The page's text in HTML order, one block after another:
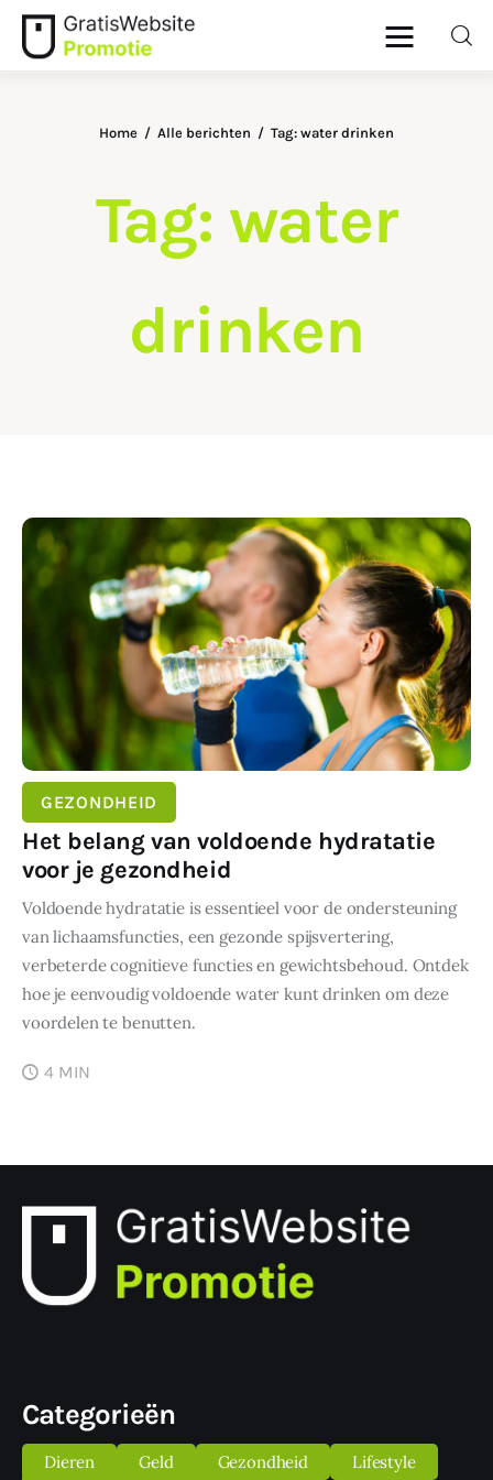
Tag: water
drinken
Home Alle berichten Tag: water drinken
Dieren
Gezondheid
GEZONDHEID
Het belang van voldoende hydratatie
voor je gezondheid
Voldoende hydratatie is essentieel voor de ondersteuning
van lichaamsfuncties, een gezonde spijsvertering,
verbeterde cognitieve functies en gewichtsbehoud. Ontdek
hoe je eenvoudig voldoende water kunt drinken om deze
voordelen te benutten.
SHARE POST
4 MIN
Categorieën
Dieren Geld Gezondheid Lifestyle